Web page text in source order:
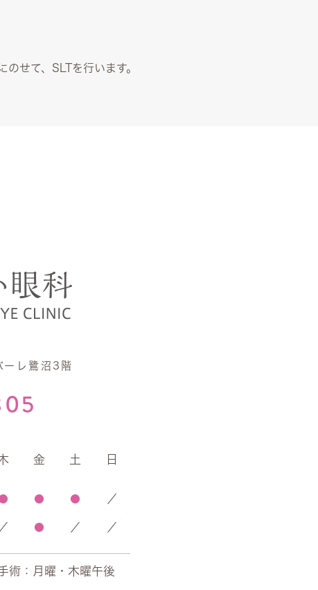
せて、SLTを行います。
レ鷺沼3階
金 土 日
● ● ／
／ ● ／ ／
術： 月曜・木曜午後